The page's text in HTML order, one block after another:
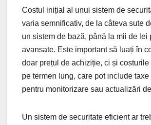
Costul inițial al unui sistem de
varia semnificativ, de la câteva sute
un sistem de bază, până la mii de lei
avansate. Este important să luați în
doar prețul de achiziție, ci și
pe termen lung, care pot include
pentru monitorizare sau actualizări
Un sistem de securitate eficient ar